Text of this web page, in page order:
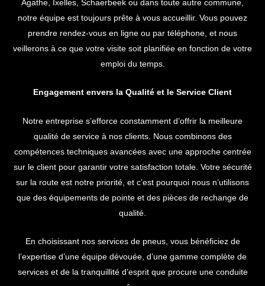
Agathe, Ixelles, Schaerbeek ou dans toute autre commune,
notre équipe est toujours prête à vous accueillir. Vous pouvez
prendre rendez-vous en ligne ou par téléphone, et nous
veillerons à ce que votre visite soit planifiée en fonction de votre
emploi du temps.
Engagement envers la Qualité et le Service Client
Notre entreprise s’efforce constamment d’offrir la meilleure
qualité de service à nos clients. Nous combinons des
compétences techniques avancées avec une approche centrée
sur le client pour garantir votre satisfaction totale. Votre sécurité
sur la route est notre priorité, et c’est pourquoi nous n’utilisons
que des équipements de pointe et des pièces de rechange de
qualité.
En choisissant nos services de pneus, vous bénéficiez de
l’expertise d’une équipe dévouée, d’une gamme complète de
services et de la tranquillité d’esprit que procure une conduite